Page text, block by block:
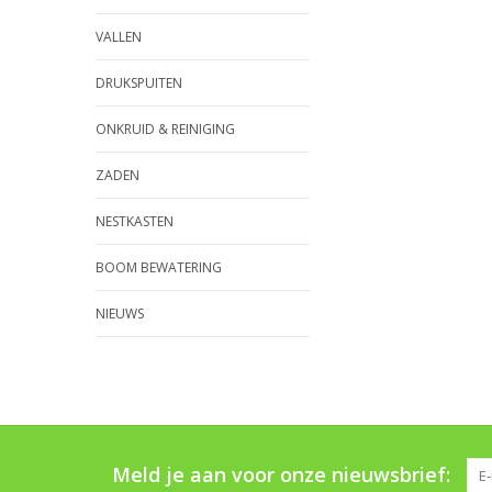
VALLEN
DRUKSPUITEN
ONKRUID & REINIGING
ZADEN
NESTKASTEN
BOOM BEWATERING
NIEUWS
Meld je aan voor onze nieuwsbrief: